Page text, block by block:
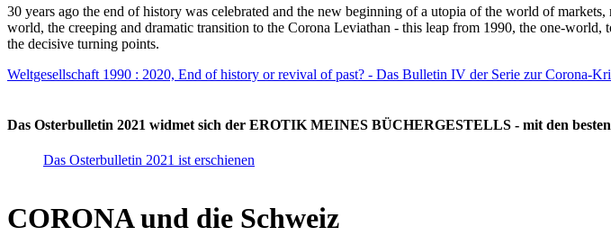
30 years ago the end of history was celebrated and the new beginning of a utopia of the world of
world, the creeping and dramatic transition to the Corona Leviathan - this leap from 1990, the one-
the decisive turning points.
Weltgesellschaft 1990 : 2020, End of history or revival of past? - Das Bulletin IV der Serie zur Corona-
Das Osterbulletin 2021 widmet sich der EROTIK MEINES BÜCHERGESTELLS - mit den
Das Osterbulletin 2021 ist erschienen
CORONA und die Schweiz